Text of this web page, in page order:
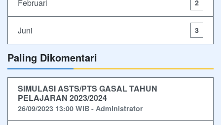
Februari 2
Juni 3
Paling Dikomentari
SIMULASI ASTS/PTS GASAL TAHUN
PELAJARAN 2023/2024
26/09/2023 13:00 WIB - Administrator